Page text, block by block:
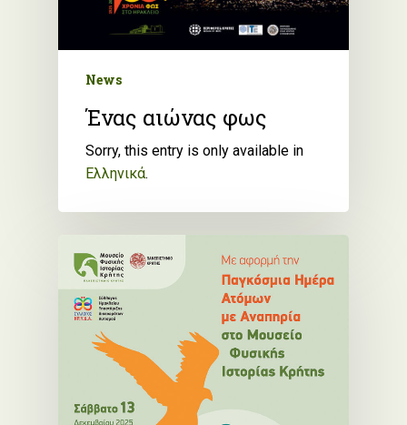
News
Ένας αιώνας φως
Sorry, this entry is only available in
Ελληνικά.